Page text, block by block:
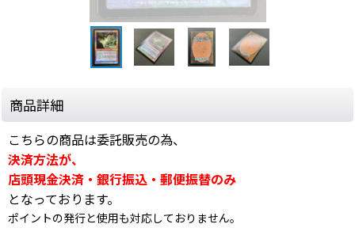
商品詳細
こちらの商品は委託販売の為、
決済方法が、
店頭現金決済・銀行振込・郵便振替のみ
となっております。
ポイントの発行と使用も対応しておりません。